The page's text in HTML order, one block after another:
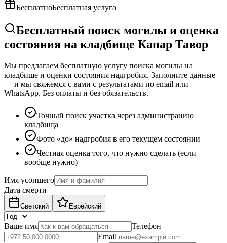
БесплатноБесплатная услуга
Бесплатный поиск могилы и оценка
состояния на кладбище Капар Тавор
Мы предлагаем бесплатную услугу поиска могилы на
кладбище и оценки состояния надгробия. Заполните данные
— и мы свяжемся с вами с результатами по email или
WhatsApp. Без оплаты и без обязательств.
Точный поиск участка через администрацию
кладбища
Фото «до» надгробия в его текущем состоянии
Честная оценка того, что нужно сделать (если
вообще нужно)
Имя усопшего
Дата смерти
Светский Еврейский
Ваше имя
Телефон
Email